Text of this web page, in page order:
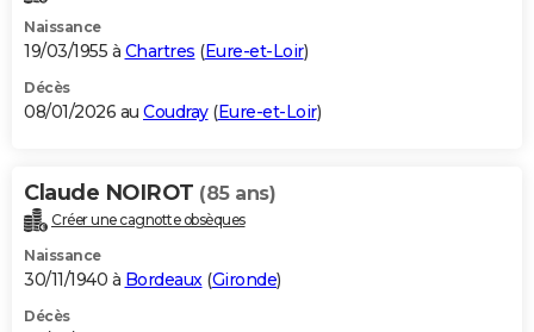
Naissance
19/03/1955 à Chartres (Eure-et-Loir)
Décès
08/01/2026 au Coudray(Eure-et-Loir)
Claude NOIROT (85 ans)
Créer une cagnotte obsèques
Naissance
30/11/1940 à Bordeaux(Gironde)
Décès